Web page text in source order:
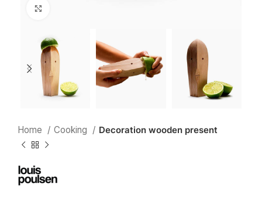
Home Cooking Decoration wooden present